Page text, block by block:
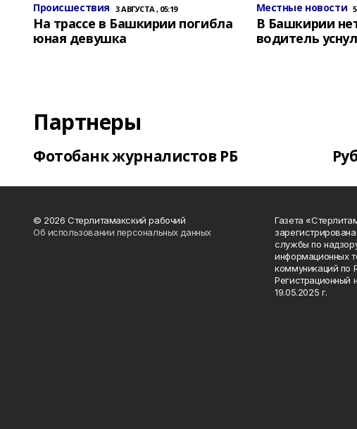
Происшествия 3 АВГУСТА , 05:19
На трассе в Башкирии погибла
юная девушка
Местные новости
В Башкирии
водитель
Партнеры
Фотобанк журналистов РБ
© 2026 Стерлитамакский рабочий
Об использовании персональных данных
Газета
службы по
информационных
коммуникаций по
19.05.2025 г.